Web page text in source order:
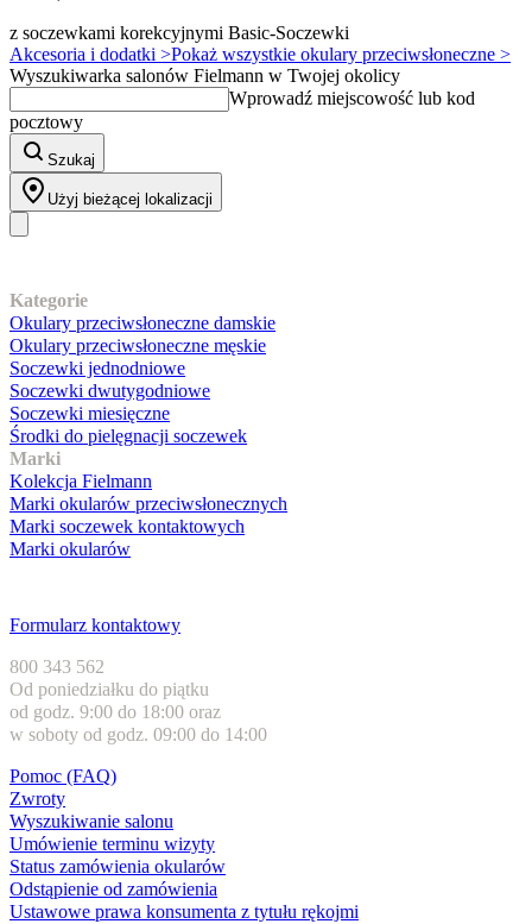
z soczewkami korekcyjnymi Basic-Soczewki
Akcesoria i dodatki >Pokaż wszystkie okulary przeciwsłoneczne >
Wyszukiwarka salonów Fielmann w Twojej okolicy
Wprowadź miejscowość lub kod
pocztowy
Szukaj
Użyj bieżącej lokalizacji
Kategorie
Okulary przeciwsłoneczne damskie
Okulary przeciwsłoneczne męskie
Soczewki jednodniowe
Soczewki dwutygodniowe
Soczewki miesięczne
Środki do pielęgnacji soczewek
Marki
Kolekcja Fielmann
Marki okularów przeciwsłonecznych
Marki soczewek kontaktowych
Marki okularów
Formularz kontaktowy
800 343 562
Od poniedziałku do piątku
od godz. 9:00 do 18:00 oraz
w soboty od godz. 09:00 do 14:00
Pomoc (FAQ)
Zwroty
Wyszukiwanie salonu
Umówienie terminu wizyty
Status zamówienia okularów
Odstąpienie od zamówienia
Ustawowe prawa konsumenta z tytułu rękojmi